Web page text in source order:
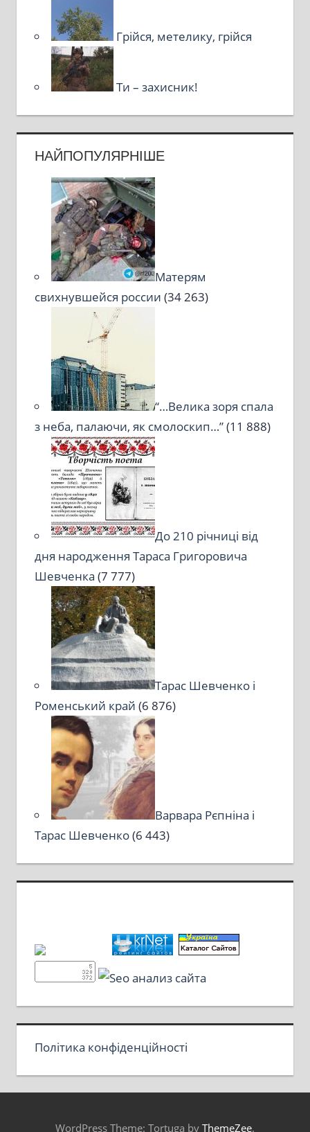
Грійся, метелику, грійся
Ти – захисник!
НАЙПОПУЛЯРНІШЕ
Матерям
свихнувшейся россии (34 263)
“…Велика зоря спала
з неба, палаючи, як смолоскип…”(11 888)
До 210 річниці від
дня народження Тараса Григоровича
Шевченка (7 777)
Тарас Шевченко і
Роменський край (6 876)
Варвара Рєпніна і
Тарас Шевченко(6 443)
Політика конфіденційності
WordPress Theme: Tortuga by ThemeZee.